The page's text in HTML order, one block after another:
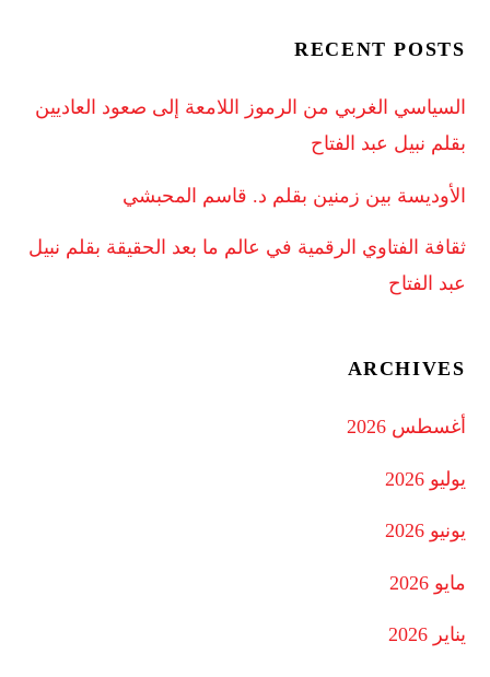
RECENT POSTS
السياسي الغربي من الرموز اللامعة إلى صعود العاديين
بقلم نبيل عبد الفتاح
الأوديسة بين زمنين بقلم د. قاسم المحبشي
ثقافة الفتاوي الرقمية في عالم ما بعد الحقيقة بقلم نبيل
عبد الفتاح
ARCHIVES
أغسطس 2026
يوليو 2026
يونيو 2026
مايو 2026
يناير 2026